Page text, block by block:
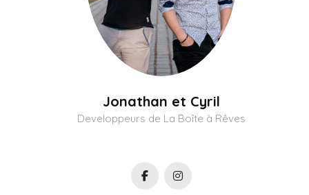
Jonathan et Cyril
Developpeurs de La Boîte à Rêves